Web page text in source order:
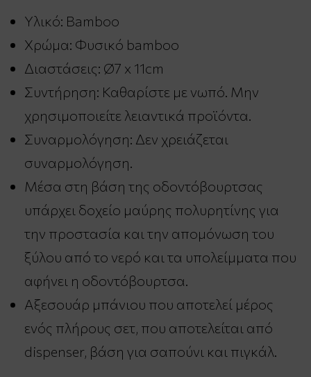
Υλικό: Bamboo
Χρώμα: Φυσικό bamboo
Διαστάσεις: Ø7 x 11cm
Συντήρηση: Καθαρίστε με νωπό. Μην
χρησιμοποιείτε λειαντικά προϊόντα.
Συναρμολόγηση: Δεν χρειάζεται
συναρμολόγηση.
Μέσα στη βάση της οδοντόβουρτσας
υπάρχει δοχείο μαύρης πολυρητίνης για
την προστασία και την απομόνωση του
ξύλου από το νερό και τα υπολείμματα που
αφήνει η οδοντόβουρτσα.
Αξεσουάρ μπάνιου που αποτελεί μέρος
ενός πλήρους σετ, που αποτελείται από
dispenser, βάση για σαπούνι και πιγκάλ.